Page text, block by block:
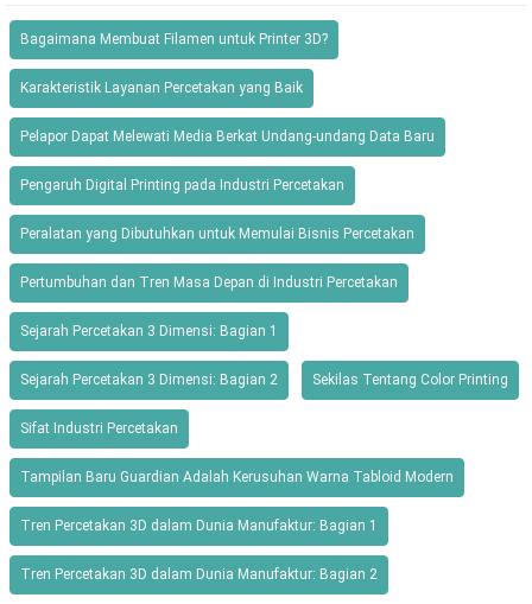
Bagaimana Membuat Filamen untuk Printer 3D?
Karakteristik Layanan Percetakan yang Baik
Pelapor Dapat Melewati Media Berkat Undang-undang Data Baru
Pengaruh Digital Printing pada Industri Percetakan
Peralatan yang Dibutuhkan untuk Memulai Bisnis Percetakan
Pertumbuhan dan Tren Masa Depan di Industri Percetakan
Sejarah Percetakan 3 Dimensi: Bagian 1
Sejarah Percetakan 3 Dimensi: Bagian 2 Sekilas Tentang Color Printing
Sifat Industri Percetakan
Tampilan Baru Guardian Adalah Kerusuhan Warna Tabloid Modern
Tren Percetakan 3D dalam Dunia Manufaktur: Bagian 1
Tren Percetakan 3D dalam Dunia Manufaktur: Bagian 2